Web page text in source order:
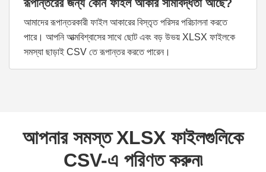
রূপান্তরের জন্য কোন ফাইল আকার সীমাবদ্ধতা আছে?
আমাদের রূপান্তরকারী ফাইল আকারের বিস্তৃত পরিসর পরিচালনা করতে
পারে। আপনি আত্মবিশ্বাসের সাথে ছোট এবং বড় উভয় XLSX ফাইলকে
সমস্যা ছাড়াই CSV তে রূপান্তর করতে পারেন।
আপনার সমস্ত XLSX ফাইলগুলিকে
CSV-এ পরিণত করুন৷